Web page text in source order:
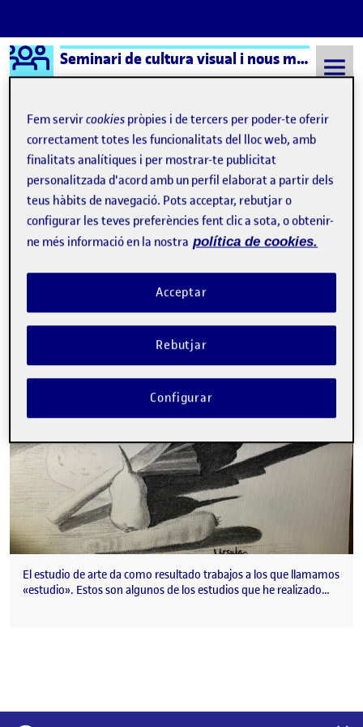
Saltar al contingut
Logo Ágora Seminari de cultura visual i nous mitjans – Aula 1
Semestre 20231 - Aula 1 Estudio con hilos: experimentación con código
Estudio con hilos:
experimentación con
código
Publicat perEstudio con hilos: experimentación con
Publicat per
Úrsula Bischofberger Valdes
Data de publicació14 novembre, 2024 1:18 pm
comentariel
El estudio de arte da como resultado trabajos a los que llamamos
«estudio». Estos son algunos de los estudios que he realizado…
Fem servircookies pròpies i de tercers per poder-te oferir
correctament totes les funcionalitats del lloc web, amb
finalitats analítiques i per mostrar-te publicitat
personalitzada d'acord amb un perfil elaborat a partir dels
teus hàbits de navegació. Pots acceptar, rebutjar o
configurar les teves preferències fent clic a sota, o obtenir-
ne més informació en la nostra política de cookies.
Rebutjar
Acceptar
Configurar